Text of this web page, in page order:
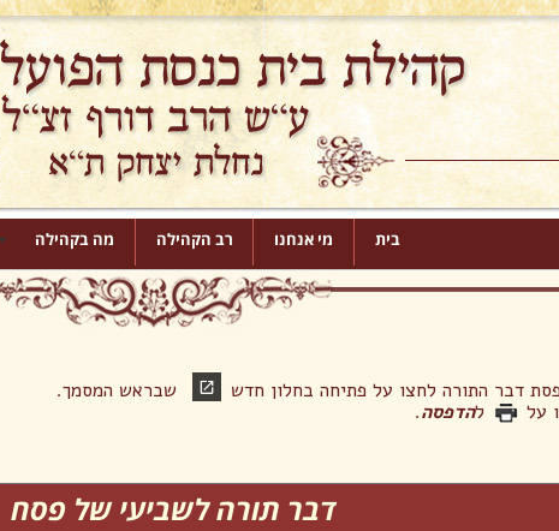
בית מי אנחנו רב הקהילה מה בקהילה
דבר התורה לחצו על פתיחה בחלון חדש שבראש המסמך.
על
להדפסה.
דבר תורה לשביעי של פסח